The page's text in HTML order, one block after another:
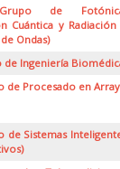
de
Cuántica y
Ondas)
de Ingeniería
de Procesado en
de Sistemas